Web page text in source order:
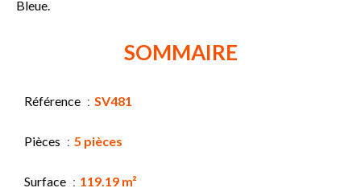
Bleue.
SOMMAIRE
Référence SV481
Pièces 5 pièces
Surface 119.19 m²